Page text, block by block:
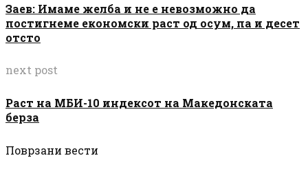
Заев: Имаме желба и не е невозможно да
постигнеме економски раст од осум, па и десет
отсто
next post
Раст на МБИ-10 индексот на Македонската
берза
Поврзани вести